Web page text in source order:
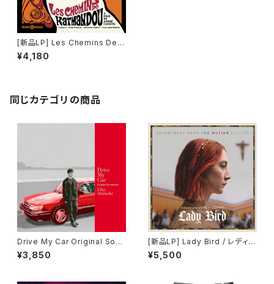
[新品LP] Les Chemins De K
¥4,180
同じカテゴリの商品
Drive My Car Original Soun
dtrack＜初回限定生産盤＞
¥3,850
[新品LP] Lady Bird / レディ・
バード
¥5,500